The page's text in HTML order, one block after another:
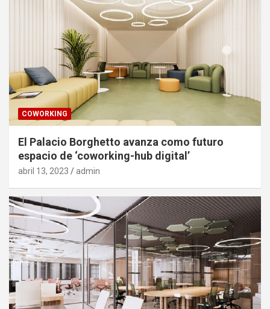
COWORKING
El Palacio Borghetto avanza como futuro
espacio de ‘coworking-hub digital’
abril 13, 2023 admin